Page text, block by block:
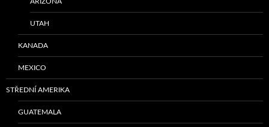
UTAH
KANADA
MEXICO
STŘEDNÍ AMERIKA
GUATEMALA